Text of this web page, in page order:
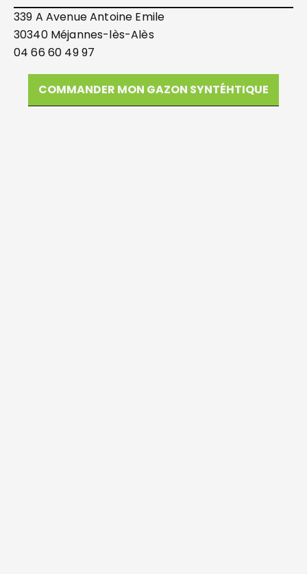
339 A Avenue Antoine Emile
30340 Méjannes-lès-Alès
04 66 60 49 97
COMMANDER MON GAZON SYNTÉHTIQUE